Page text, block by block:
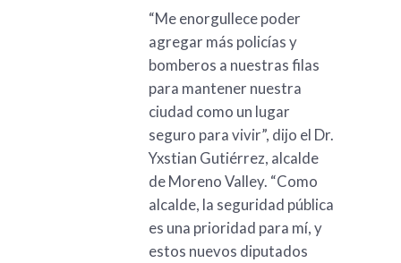
“Me enorgullece poder
agregar más policías y
bomberos a nuestras filas
para mantener nuestra
ciudad como un lugar
seguro para vivir”, dijo el Dr.
Yxstian Gutiérrez, alcalde
de Moreno Valley. “Como
alcalde, la seguridad pública
es una prioridad para mí, y
estos nuevos diputados